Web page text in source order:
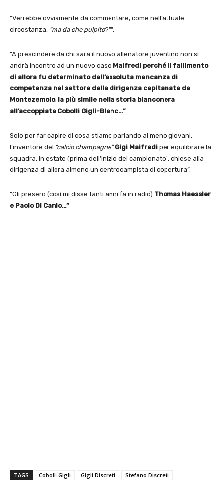
“Verrebbe ovviamente da commentare, come nell’attuale
circostanza, “ma da che pulpito?””.
“A prescindere da chi sarà il nuovo allenatore juventino non si
andrà incontro ad un nuovo caso Maifredi perché il fallimento
di allora fu determinato dall’assoluta mancanza di
competenza nel settore della dirigenza capitanata da
Montezemolo, la più simile nella storia bianconera
all’accoppiata Cobolli Gigli-Blanc…”
Solo per far capire di cosa stiamo parlando ai meno giovani,
l’inventore del “calcio champagne” Gigi Maifredi per equilibrare la
squadra, in estate (prima dell’inizio del campionato), chiese alla
dirigenza di allora almeno un centrocampista di copertura”.
“Gli presero (così mi disse tanti anni fa in radio) Thomas Haessler
e Paolo Di Canio…”
TAGS Cobolli Gigli Gigli Discreti Stefano Discreti